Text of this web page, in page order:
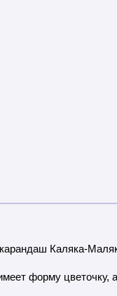
Каляка-
форму цветочку,